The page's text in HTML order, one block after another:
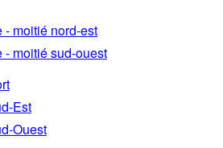
- moitié nord-est
- moitié sud-ouest
Est
Ouest